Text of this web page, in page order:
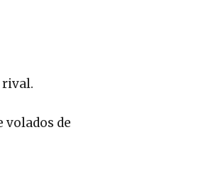
rival.
volados de